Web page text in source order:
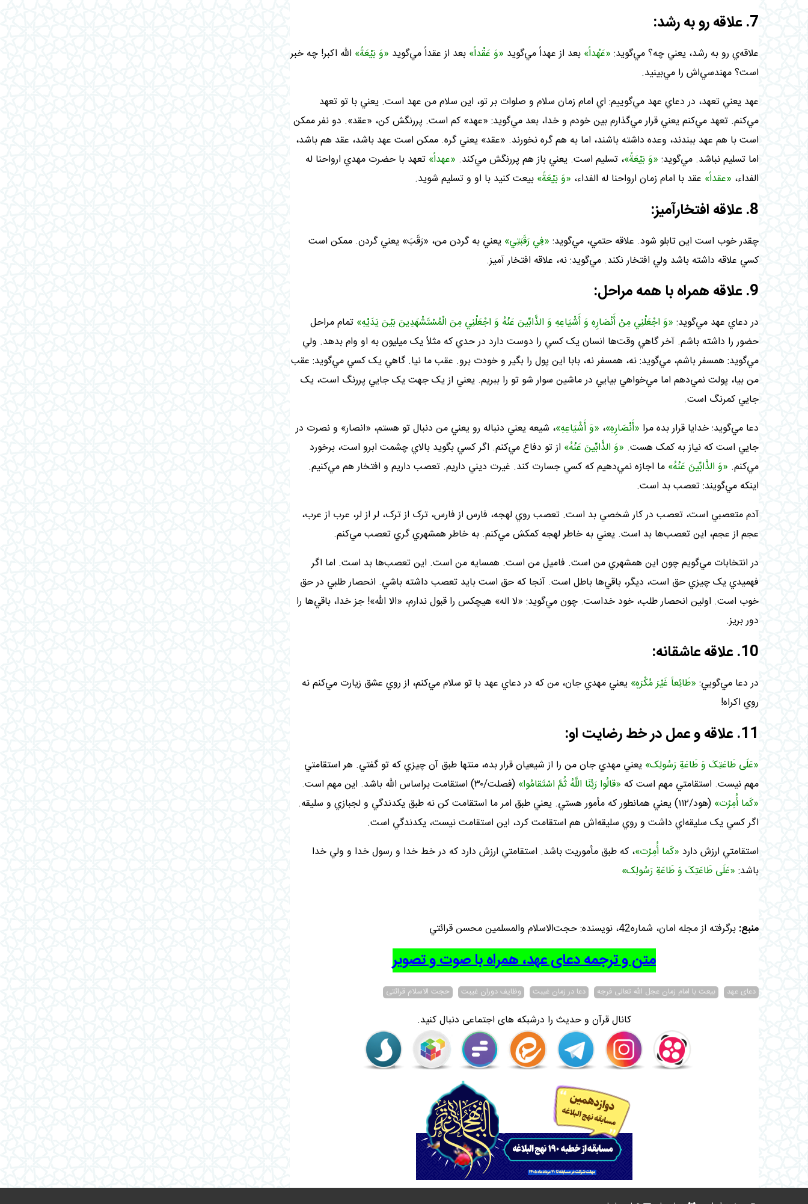
7. علاقه‌ رو به رشد:
علاقه‌ي رو به رشد، يعني چه؟ مي‌گويد: «عَهْداً» بعد از عهداً مي‌گويد «وَ عَقْداً» بعد از عقداً مي‌گويد «وَ بَيْعَةً» الله اکبر! چه خبر
است؟ مهندسي‌اش را مي‌بينيد.
عهد يعني تعهد، در دعاي عهد مي‌گوييم: اي امام زمان سلام و صلوات بر تو، اين سلام من عهد است. يعني با تو تعهد
مي‌کنم. تعهد مي‌کنم يعني قرار مي‌گذارم بين خودم و خدا، بعد مي‌گويد: «عهد» کم است. پررنگش کن، «عقد». دو نفر ممکن
است با هم عهد ببندند، وعده داشته باشند، اما به هم گره نخورند. «عقد» يعني گره. ممکن است عهد باشد، عقد هم باشد،
اما تسليم نباشد. مي‌گويد: «وَ بَيْعَةً»، تسليم است. يعني باز هم پررنگش مي‌کند. «عهداً» تعهد با حضرت مهدي ارواحنا له
الفداء، «عقداً» عقد با امام زمان ارواحنا له الفداء، «وَ بَيْعَةً» بيعت کنيد با او و تسليم شويد.
8. علاقه‌ افتخارآميز:
چقدر خوب است اين تابلو شود. علاقه‌ حتمي، مي‌گويد: «فِي رَقَبَتِي» يعني به گردن من، «رَقَبَ» يعني گردن. ممکن است
کسي علاقه داشته باشد ولي افتخار نکند. مي‌گويد: نه، علاقه‌ افتخار آميز.
9. علاقه همراه با همه‌ مراحل:
در دعاي عهد مي‌گويد: «وَ اجْعَلْنِي مِنْ أَنْصَارِهِ وَ أَشْيَاعِهِ وَ الذَّابِّينَ عَنْهُ وَ اجْعَلْنِي مِنَ الْمُسْتَشْهَدِينَ بَيْنَ يَدَيْهِ» تمام مراحل
حضور را داشته باشم. آخر گاهي وقت‌ها انسان يک کسي را دوست دارد در حدي که مثلاً يک ميليون به او وام بدهد. ولي
مي‌گويد: همسفر باشم، مي‌گويد: نه، همسفر نه، بابا اين پول را بگير و خودت برو. عقب ما نيا. گاهي يک کسي مي‌گويد: عقب
من بيا، پولت نمي‌دهم اما مي‌خواهي بيايي در ماشين سوار شو تو را ببريم. يعني از يک جهت يک جايي پررنگ است، يک
جايي کمرنگ است.
دعا مي‌گويد: خدايا قرار بده مرا «أَنْصَارِهِ»، «وَ أَشْيَاعِهِ»، شيعه يعني دنباله رو يعني من دنبال تو هستم، «انصار» و نصرت در
جايي است که نياز به کمک هست. «وَ الذَّابِّينَ عَنْهُ» از تو دفاع مي‌کنم. اگر کسي بگويد بالاي چشمت ابرو است، برخورد
مي‌کنم. «وَ الذَّابِّينَ عَنْهُ» ما اجازه نمي‌دهيم که کسي جسارت کند. غيرت ديني داريم. تعصب داريم و افتخار هم مي‌کنيم.
اينکه مي‌گويند: تعصب بد است.
آدم متعصبي است، تعصب در کار شخصي بد است. تعصب روي لهجه، فارس از فارس، ترک از ترک، لر از لر، عرب از عرب،
عجم از عجم، اين تعصب‌ها بد است. يعني به خاطر لهجه کمکش مي‌کنم. به خاطر همشهري گري تعصب مي‌کنم.
در انتخابات مي‌گويم چون اين همشهري من است. فاميل من است. همسايه‌ من است. اين تعصب‌ها بد است. اما اگر
فهميدي يک چيزي حق است، ديگر، باقي‌ها باطل است. آنجا که حق است بايد تعصب داشته باشي. انحصار طلبي در حق
خوب است. اولين انحصار طلب، خود خداست. چون مي‌گويد: «لا اله» هيچکس را قبول ندارم، «الا الله»! جز خدا، باقي‌ها را
دور بريز.
10. علاقه‌ عاشقانه:
در دعا مي‌گويي: «طَائِعاً غَيْرَ مُکْرَهٍ» يعني مهدي جان، من که در دعاي عهد با تو سلام مي‌کنم، از روي عشق زيارت مي‌کنم نه
روي اکراه!
11. علاقه و عمل در خط رضايت او:
«عَلَى طَاعَتِکَ وَ طَاعَةِ رَسُولِک‏» يعني مهدي جان من را از شيعيان قرار بده، منتها طبق آن چيزي که تو گفتي. هر استقامتي
مهم نيست. استقامتي مهم است که «قالُوا رَبُّنَا اللَّهُ ثُمَّ اسْتَقامُوا» (فصلت/۳۰) استقامت براساس الله باشد. اين مهم است.
«کَما أُمِرْت‏»
(هود/۱۱۲) يعني همانطور که مأمور هستي. يعني طبق امر ما استقامت کن نه طبق يکدندگي و لجبازي و سليقه.
اگر کسي يک سليقه‌اي داشت و روي سليقه‌اش هم استقامت کرد، اين استقامت نيست، يکدندگي است.
استقامتي ارزش دارد «کَما أُمِرْت‏»، که طبق مأموريت باشد. استقامتي ارزش دارد که در خط خدا و رسول خدا و ولي خدا
باشد: «عَلَى طَاعَتِکَ وَ طَاعَةِ رَسُولِک‏»
منبع: برگرفته از مجله امان، شماره42، نویسنده: حجت‌الاسلام والمسلمين محسن قرائتي
متن و ترجمه دعای عهد، همراه با صوت و تصویر
دعای عهد بیعت با امام زمان عجل الله تعالی فرجه دعا در زمان غیبت وظایف دوران غیبت حجت الاسلام قرائتی
کانال قرآن و حدیث را درشبکه های اجتماعی دنبال کنید.